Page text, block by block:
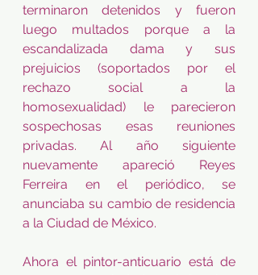
terminaron detenidos y fueron
luego multados porque a la
escandalizada dama y sus
prejuicios (soportados por el
rechazo social a la
homosexualidad) le parecieron
sospechosas esas reuniones
privadas. Al año siguiente
nuevamente apareció Reyes
Ferreira en el periódico, se
anunciaba su cambio de residencia
a la Ciudad de México.
Ahora el pintor-anticuario está de